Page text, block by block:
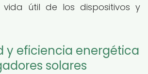
útil de los dispositivos y
y eficiencia energética
solares